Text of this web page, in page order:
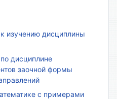
изучению дисциплины
дисциплине
заочной формы
с примерами